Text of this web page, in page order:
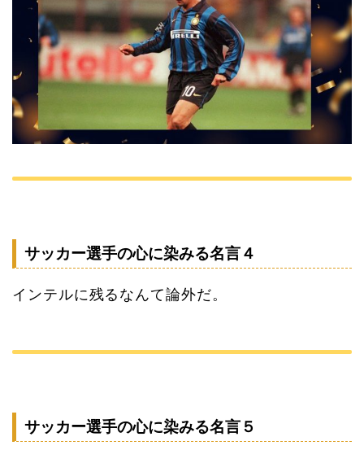
サッカー選手の心に染みる名言４
インテルに残るなんて論外だ。
サッカー選手の心に染みる名言５